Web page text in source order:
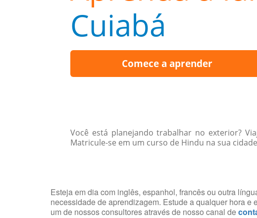
Cuiabá
Comece a aprender
Você está planejando trabalhar no exterior?
Matricule-se em um curso de Hindu na sua
Esteja em dia com inglês, espanhol, francês ou outra
necessidade de aprendizagem. Estude a qualquer hora
um de nossos consultores através de nosso canal de